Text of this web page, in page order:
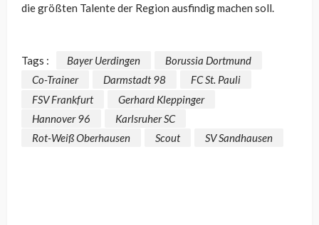
die größten Talente der Region ausfindig machen soll.
Tags : Bayer Uerdingen
Borussia Dortmund
Co-Trainer
Darmstadt 98
FC St. Pauli
FSV Frankfurt
Gerhard Kleppinger
Hannover 96
Karlsruher SC
Rot-Weiß Oberhausen
Scout SV Sandhausen